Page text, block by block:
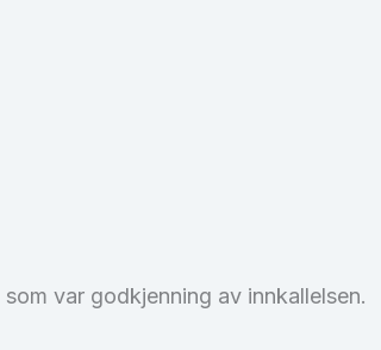
var godkjenning av innkallelsen.